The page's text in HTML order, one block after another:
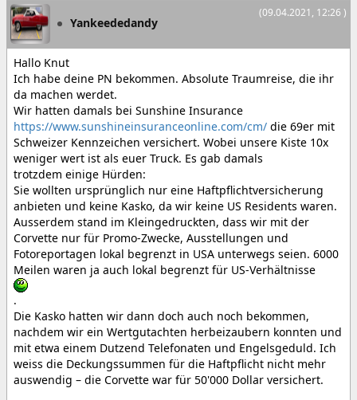
(09.04.2021, 12:26 )
Yankeededandy
Hallo Knut
Ich habe deine PN bekommen. Absolute Traumreise, die ihr
da machen werdet.
Wir hatten damals bei Sunshine Insurance
https://www.sunshineinsuranceonline.com/cm/ die 69er mit
Schweizer Kennzeichen versichert. Wobei unsere Kiste 10x
weniger wert ist als euer Truck. Es gab damals
trotzdem einige Hürden:
Sie wollten ursprünglich nur eine Haftpflichtversicherung
anbieten und keine Kasko, da wir keine US Residents waren.
Ausserdem stand im Kleingedruckten, dass wir mit der
Corvette nur für Promo-Zwecke, Ausstellungen und
Fotoreportagen lokal begrenzt in USA unterwegs seien. 6000
Meilen waren ja auch lokal begrenzt für US-Verhältnisse
.
Die Kasko hatten wir dann doch auch noch bekommen,
nachdem wir ein Wertgutachten herbeizaubern konnten und
mit etwa einem Dutzend Telefonaten und Engelsgeduld. Ich
weiss die Deckungssummen für die Haftpflicht nicht mehr
auswendig – die Corvette war für 50'000 Dollar versichert.